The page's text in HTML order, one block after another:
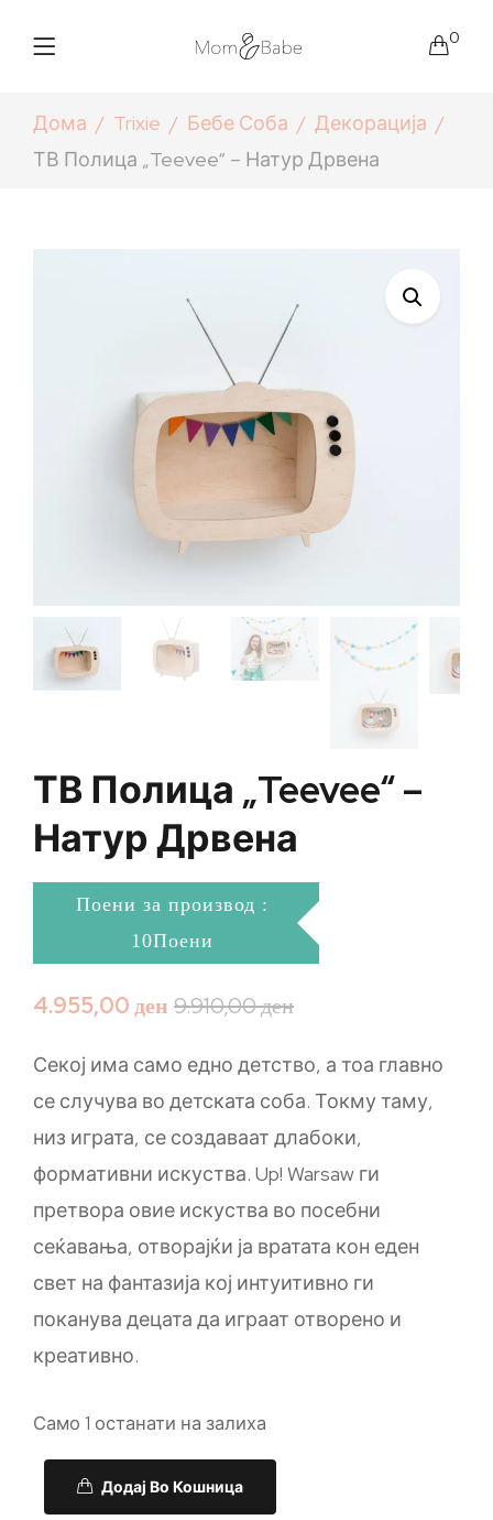
0
Дома Trixie Бебе Соба
Декорација
ТВ Полица „Teevee“ – Натур Дрвена
ТВ Полица „Teevee“ –
Натур Дрвена
Поени за производ :
10Поени
9.910,00ден
4.955,00ден
Секој има само едно детство, а тоа главно
се случува во детската соба. Токму таму,
низ играта, се создаваат длабоки,
формативни искуства. Up! Warsaw ги
претвора овие искуства во посебни
сеќавања, отворајќи ја вратата кон еден
свет на фантазија кој интуитивно ги
поканува децата да играат отворено и
креативно.
Само 1 останати на залиха
Додај Во Кошница